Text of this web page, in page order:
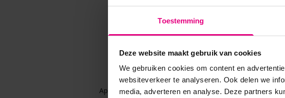
Toestemming
Deze website maakt gebruik van cookies
We gebruiken cookies om content en
websiteverkeer te analyseren. Ook delen we
media, adverteren en analyse. Deze partners
Application error: a client-side exception has occurred